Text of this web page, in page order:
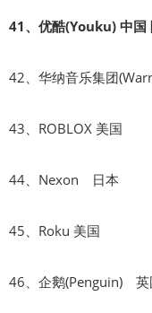
41、优酷(Youku) 中国
42、华纳音乐集团
43、ROBLOX 美国
44、Nexon 日本
45、Roku 美国
46、企鹅(Penguin) 英